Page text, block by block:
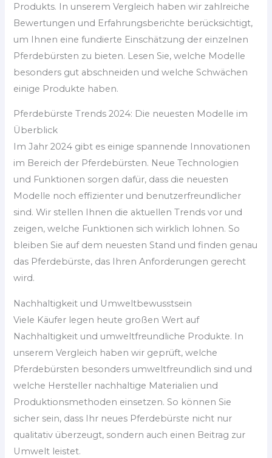
Produkts. In unserem Vergleich haben wir zahlreiche
Bewertungen und Erfahrungsberichte berücksichtigt,
um Ihnen eine fundierte Einschätzung der einzelnen
Pferdebürsten zu bieten. Lesen Sie, welche Modelle
besonders gut abschneiden und welche Schwächen
einige Produkte haben.
Pferdebürste Trends 2024: Die neuesten Modelle im
Überblick
Im Jahr 2024 gibt es einige spannende Innovationen
im Bereich der Pferdebürsten. Neue Technologien
und Funktionen sorgen dafür, dass die neuesten
Modelle noch effizienter und benutzerfreundlicher
sind. Wir stellen Ihnen die aktuellen Trends vor und
zeigen, welche Funktionen sich wirklich lohnen. So
bleiben Sie auf dem neuesten Stand und finden genau
das Pferdebürste, das Ihren Anforderungen gerecht
wird.
Nachhaltigkeit und Umweltbewusstsein
Viele Käufer legen heute großen Wert auf
Nachhaltigkeit und umweltfreundliche Produkte. In
unserem Vergleich haben wir geprüft, welche
Pferdebürsten besonders umweltfreundlich sind und
welche Hersteller nachhaltige Materialien und
Produktionsmethoden einsetzen. So können Sie
sicher sein, dass Ihr neues Pferdebürste nicht nur
qualitativ überzeugt, sondern auch einen Beitrag zur
Umwelt leistet.